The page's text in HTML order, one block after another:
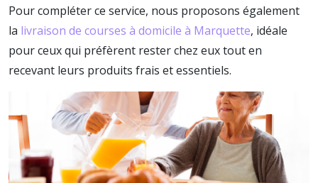
Pour compléter ce service, nous proposons également
la livraison de courses à domicile à Marquette, idéale
pour ceux qui préfèrent rester chez eux tout en
recevant leurs produits frais et essentiels.